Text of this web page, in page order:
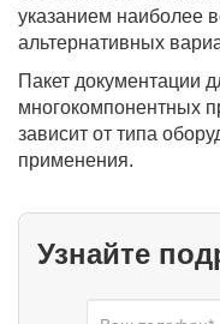
указанием наиболее
альтернативных
Пакет документации
многокомпонентных
зависит от типа
применения.
Узнайте